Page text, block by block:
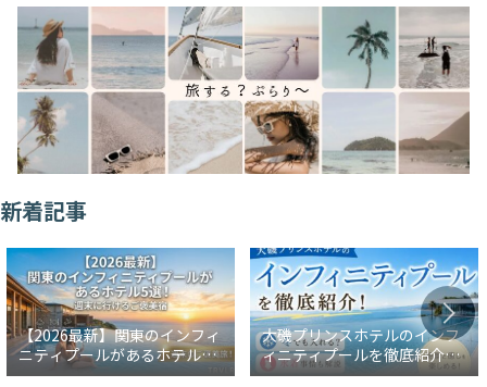
新着記事
【2026最新】関東のインフィ
ニティプールがあるホテル5
選！週末に行けるご褒美宿
大磯プリンスホテルのインフ
ィニティプールを徹底紹介！
冬でも入れる？水着事情も解